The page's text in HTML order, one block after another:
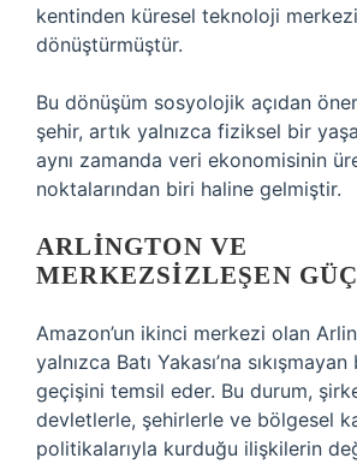
kentinden küresel teknoloji
dönüştürmüştür.
Bu dönüşüm sosyolojik açıdan
şehir, artık yalnızca fiziksel bir
aynı zamanda veri ekonomisinin
noktalarından biri haline gelmiştir.
ARLINGTON VE
MERKEZSIZLEŞEN GÜÇ
Amazon’un ikinci merkezi olan
yalnızca Batı Yakası’na
geçişini temsil eder. Bu durum,
devletlerle, şehirlerle ve bölgesel
politikalarıyla kurduğu ilişkilerin